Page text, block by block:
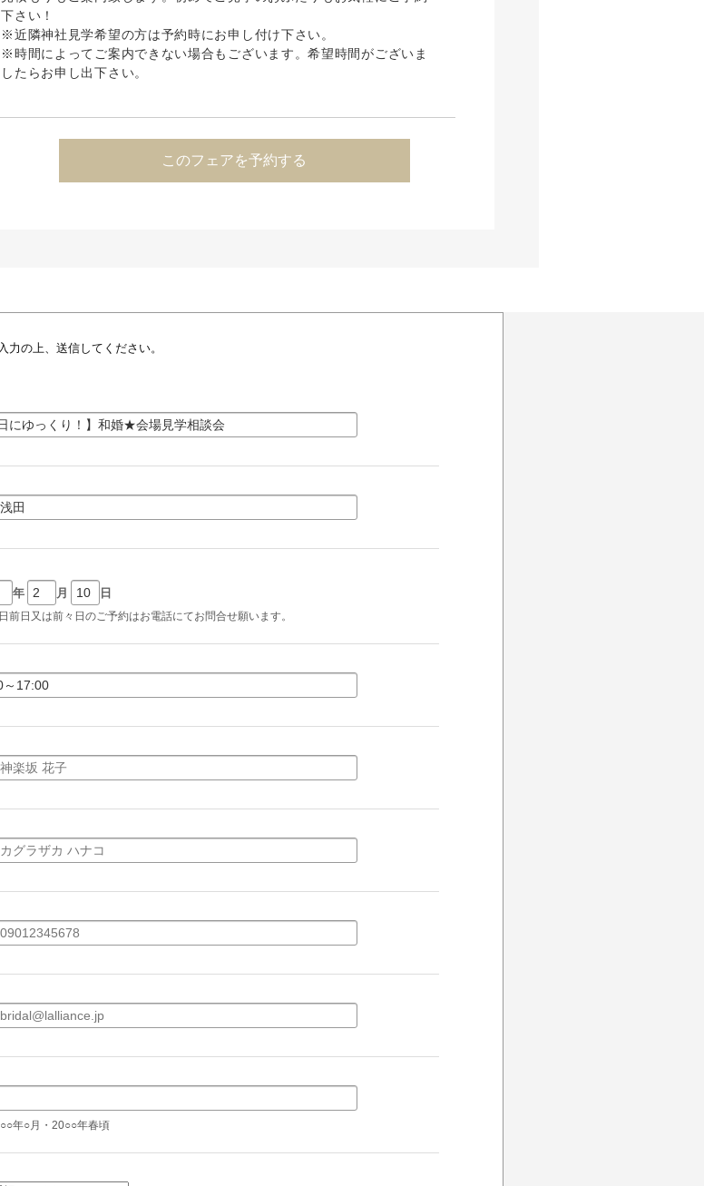
下さい！
※近隣神社見学希望の方は予約時にお申し付け下さい。
※時間によってご案内できない場合もございます。希望時間がございま
したらお申し出下さい。
このフェアを予約する